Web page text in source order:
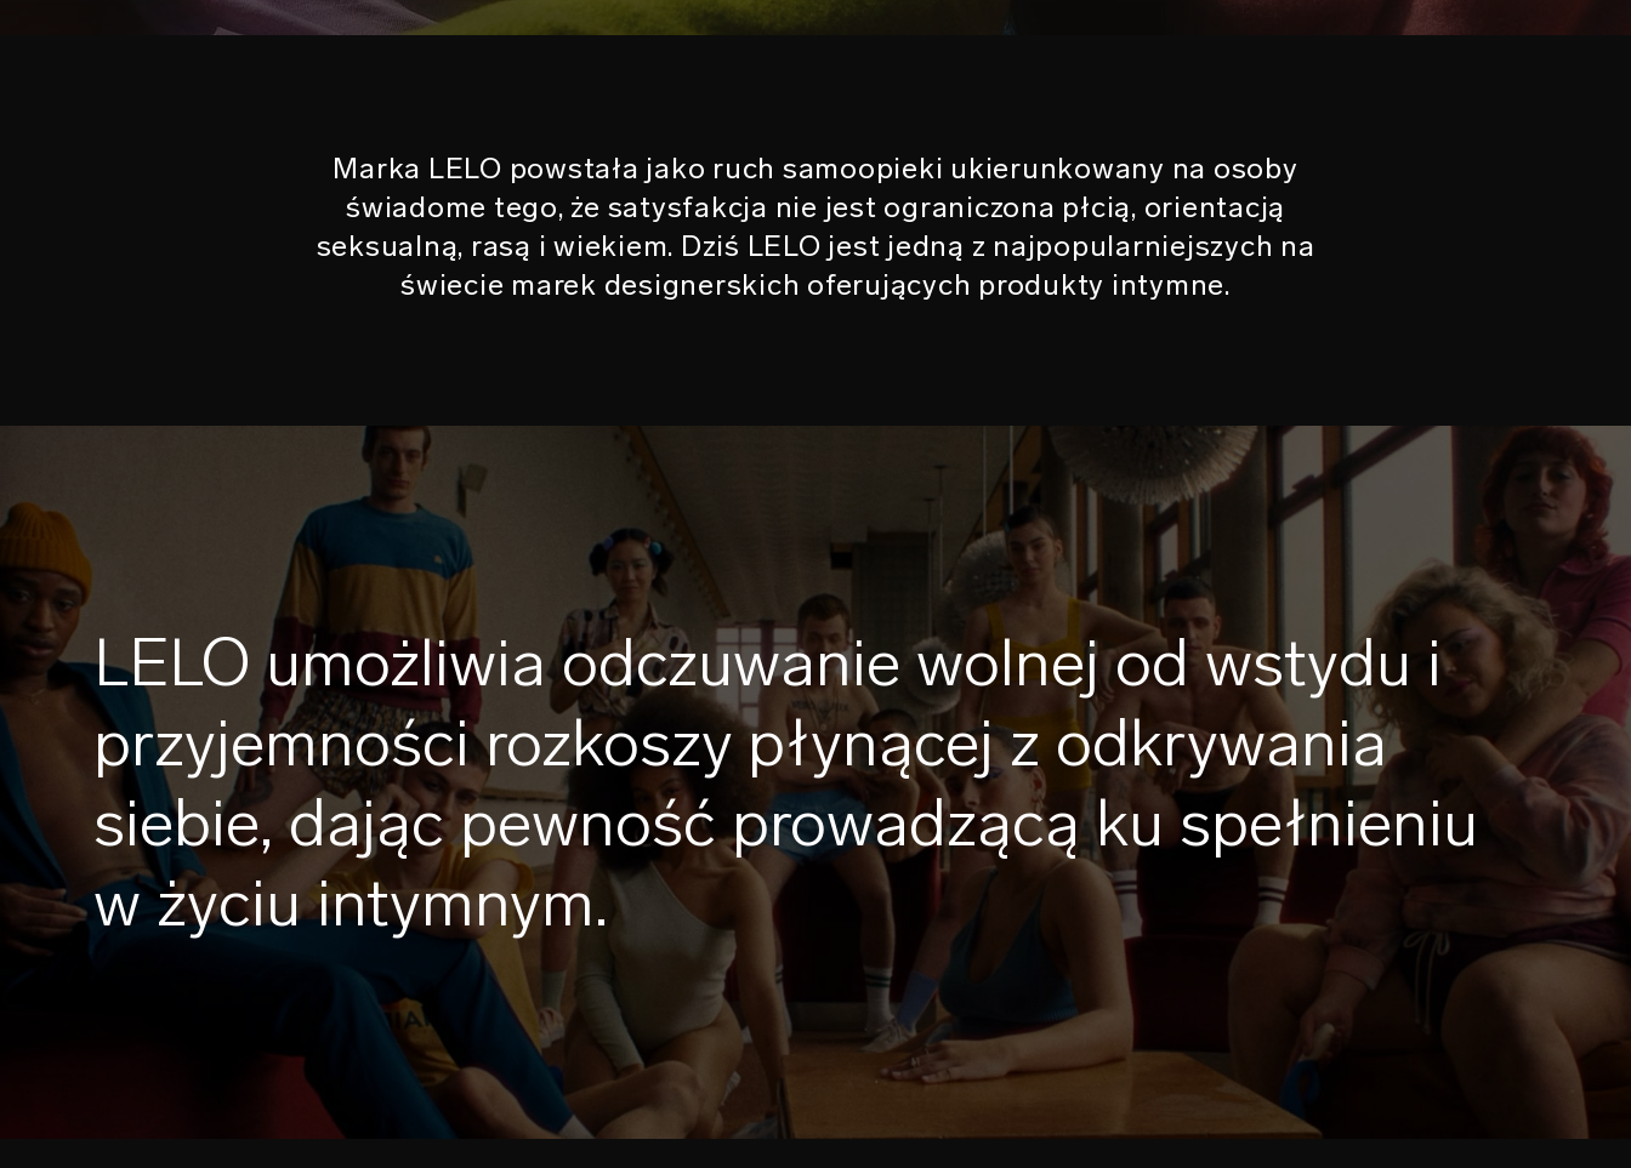
Marka LELO powstała jako ruch samoopieki ukierunkowany na osoby
świadome tego, że satysfakcja nie jest ograniczona płcią, orientacją
seksualną, rasą i wiekiem. Dziś LELO jest jedną z najpopularniejszych na
świecie marek designerskich oferujących produkty intymne.
LELO umożliwia odczuwanie wolnej od wstydu i
przyjemności rozkoszy płynącej z odkrywania
siebie, dając pewność prowadzącą ku spełnieniu
w życiu intymnym.